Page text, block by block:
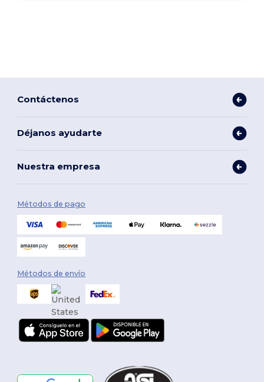
Contáctenos
Déjanos ayudarte
Nuestra empresa
Métodos de pago
Métodos de envío